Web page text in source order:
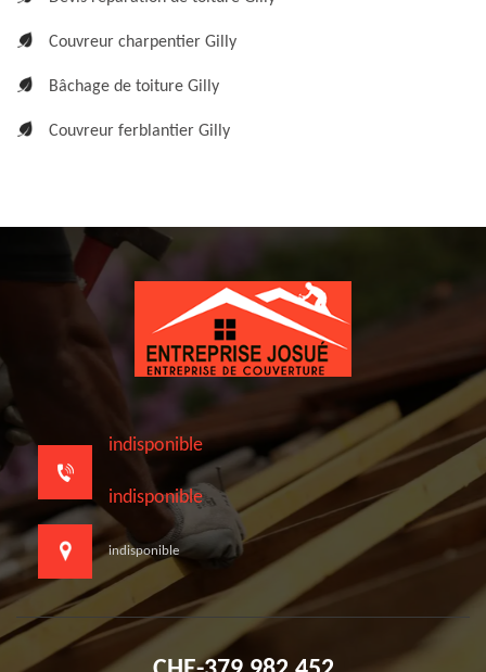
Couvreur charpentier Gilly
Bâchage de toiture Gilly
Couvreur ferblantier Gilly
indisponible
indisponible
indisponible